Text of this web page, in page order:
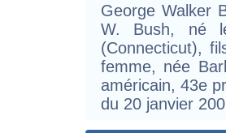
George Walker
W. Bush, né
(Connecticut),
femme, née
américain, 43e
du 20 janvier